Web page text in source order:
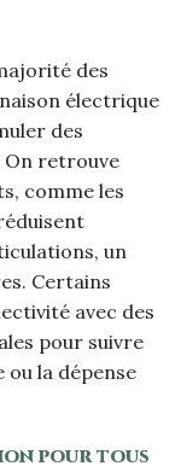
des
électrique
des
On retrouve
comme les
un
Certains
avec des
pour suivre
la dépense
pour tous